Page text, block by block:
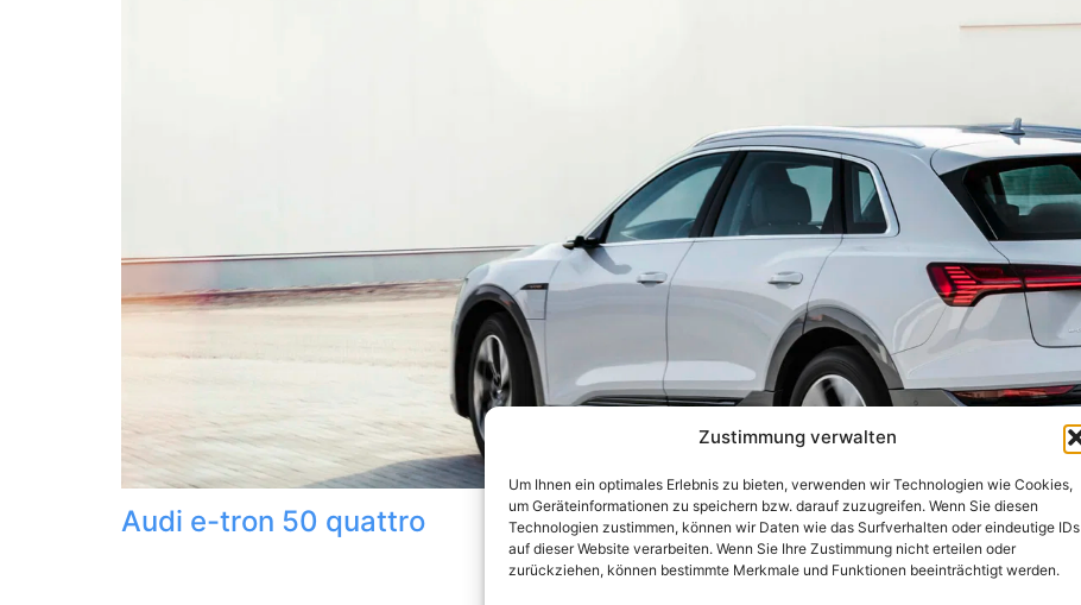
Zustimmung verwalten
Um Ihnen ein optimales Erlebnis zu bieten, verwenden wir Technologien wie Cookies,
um Geräteinformationen zu speichern bzw. darauf zuzugreifen. Wenn Sie diesen
Technologien zustimmen, können wir Daten wie das Surfverhalten oder eindeutige IDs
auf dieser Website verarbeiten. Wenn Sie Ihre Zustimmung nicht erteilen oder
zurückziehen, können bestimmte Merkmale und Funktionen beeinträchtigt werden.
Audi e-tron 50 quattro